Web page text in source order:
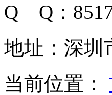
Q Q：
地址：深圳
当前位置：